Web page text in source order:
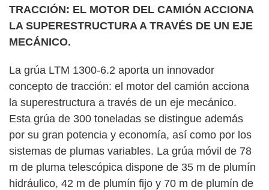
TRACCIÓN: EL MOTOR DEL CAMIÓN ACCIONA
LA SUPERESTRUCTURA A TRAVÉS DE UN EJE
MECÁNICO.
La grúa LTM 1300-6.2 aporta un innovador
concepto de tracción: el motor del camión acciona
la superestructura a través de un eje mecánico.
Esta grúa de 300 toneladas se distingue además
por su gran potencia y economía, así como por los
sistemas de plumas variables. La grúa móvil de 78
m de pluma telescópica dispone de 35 m de plumín
hidráulico, 42 m de plumín fijo y 70 m de plumín de